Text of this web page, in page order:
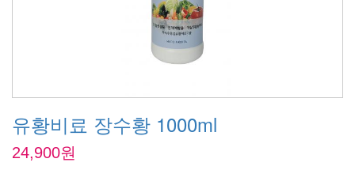
유황비료 장수황 1000ml
24,900원